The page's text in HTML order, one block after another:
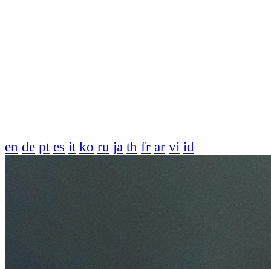
en de pt es it ko ru ja th fr ar vi id